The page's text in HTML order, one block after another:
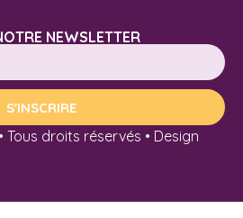
NEWSLETTER
S'INSCRIRE
Tous droits réservés • Design